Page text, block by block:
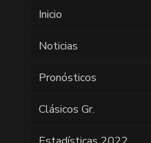
Inicio
Noticias
Pronósticos
Clásicos Gr.